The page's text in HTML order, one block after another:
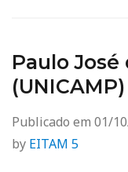
Paulo
(UNICAMP)
Publicado em 01/
by EITAM 5